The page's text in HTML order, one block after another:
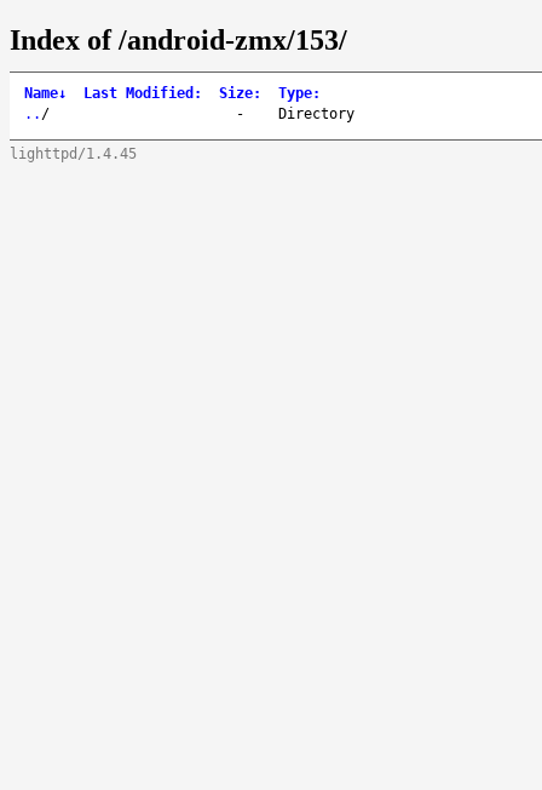
Index of /android-zmx/153/
Name↓ Last Modified : Size: Type:
.. / - Directory
lighttpd/1.4.45